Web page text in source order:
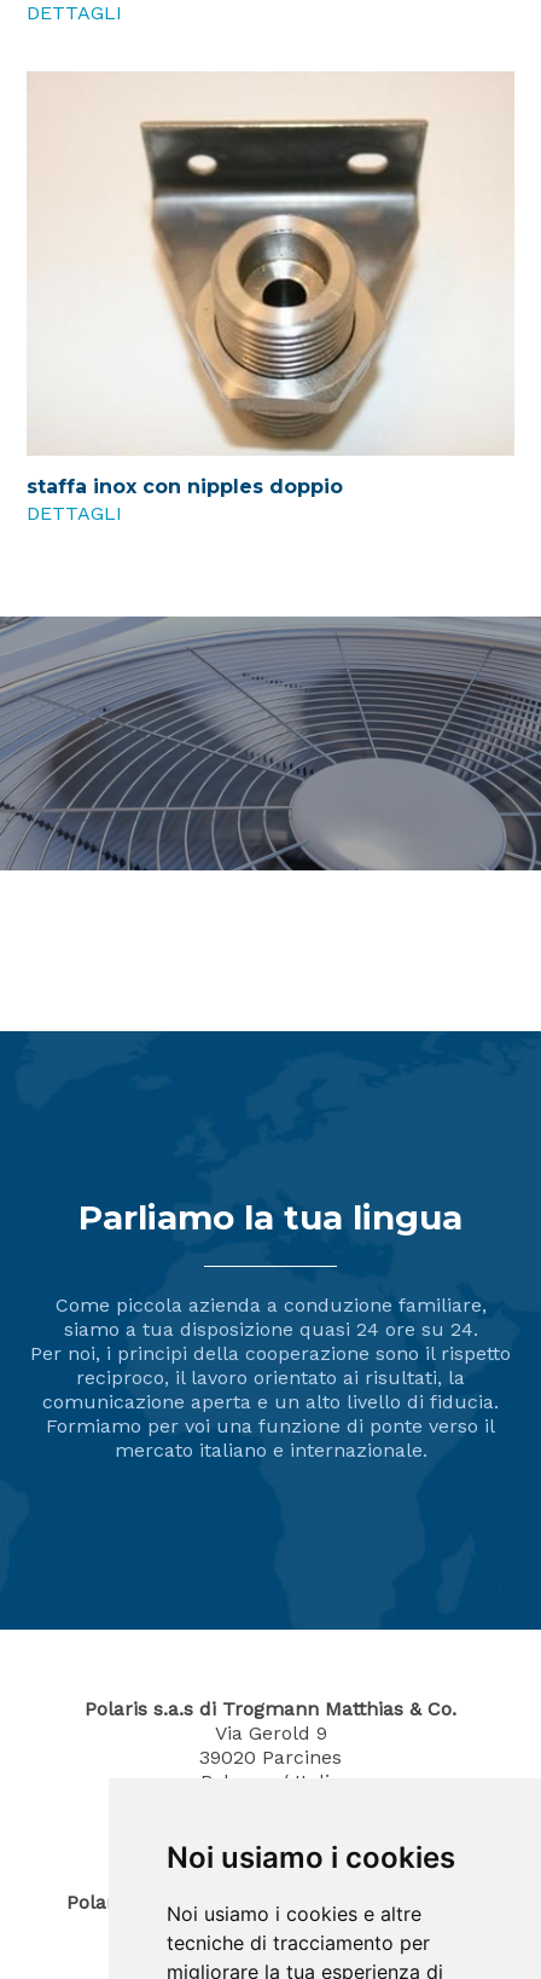
Noi usiamo i cookies
Noi usiamo i cookies e altre
tecniche di tracciamento per
migliorare la tua esperienza di
DETTAGLI
staffa inox con nipples doppio
DETTAGLI
Parliamo la tua lingua
Come piccola azienda a conduzione familiare,
siamo a tua disposizione quasi 24 ore su 24.
Per noi, i principi della cooperazione sono il rispetto
reciproco, il lavoro orientato ai risultati, la
comunicazione aperta e un alto livello di fiducia.
Formiamo per voi una funzione di ponte verso il
mercato italiano e internazionale.
Polaris s.a.s di Trogmann Matthias & Co.
Via Gerold 9
39020 Parcines
Bolzano / Italia
E-Mail: info@polaris-gastrotec.com
Polaris innovo SAS di Trogmann Joerg & Co.
Sede legale
Via Gerold 9